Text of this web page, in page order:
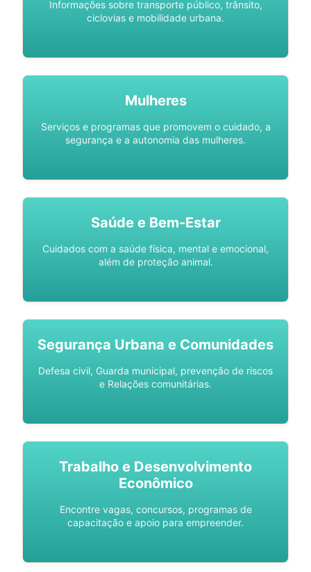
Informações sobre transporte público, trânsito,
ciclovias e mobilidade urbana.
Mulheres
Serviços e programas que promovem o cuidado, a
segurança e a autonomia das mulheres.
Saúde e Bem-Estar
Cuidados com a saúde física, mental e emocional,
além de proteção animal.
Segurança Urbana e Comunidades
Defesa civil, Guarda municipal, prevenção de riscos
e Relações comunitárias.
Trabalho e Desenvolvimento
Econômico
Encontre vagas, concursos, programas de
capacitação e apoio para empreender.